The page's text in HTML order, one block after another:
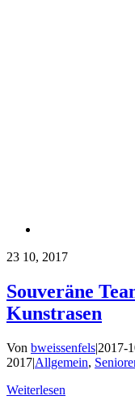
23 10, 2017
Souveräne
Kunstrasen
Von bweissenfels|2017-
2017|Allgemein,
Weiterlesen